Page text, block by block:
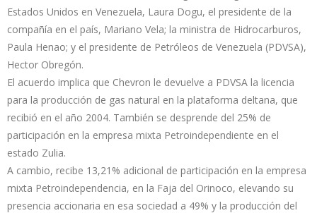
Estados Unidos en Venezuela, Laura Dogu, el presidente de la
compañía en el país, Mariano Vela; la ministra de Hidrocarburos,
Paula Henao; y el presidente de Petróleos de Venezuela (PDVSA),
Hector Obregón.
El acuerdo implica que Chevron le devuelve a PDVSA la licencia
para la producción de gas natural en la plataforma deltana, que
recibió en el año 2004. También se desprende del 25% de
participación en la empresa mixta Petroindependiente en el
estado Zulia.
A cambio, recibe 13,21% adicional de participación en la empresa
mixta Petroindependencia, en la Faja del Orinoco, elevando su
presencia accionaria en esa sociedad a 49% y la producción del